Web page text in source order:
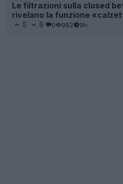
Le filtrazioni sulla closed
rivelano la funzione
5 6 0 962 9h